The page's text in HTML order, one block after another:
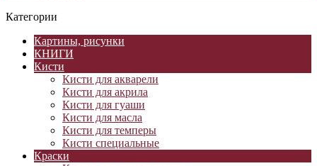
Категории
Картины, рисунки
КНИГИ
Кисти
Кисти для акварели
Кисти для акрила
Кисти для гуаши
Кисти для масла
Кисти для темперы
Кисти специальные
Краски